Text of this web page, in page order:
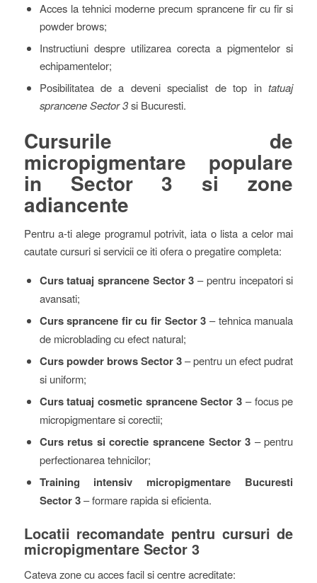
Acces la tehnici moderne precum sprancene fir cu fir si
powder brows;
Instructiuni despre utilizarea corecta a pigmentelor si
echipamentelor;
Posibilitatea de a deveni specialist de top intatuaj
sprancene Sector 3si Bucuresti.
Cursurile de
micropigmentare populare
in Sector 3 si zone
adiancente
Pentru a-ti alege programul potrivit, iata o lista a celor mai
cautate cursuri si servicii ce iti ofera o pregatire completa:
Curs tatuaj sprancene Sector 3 – pentru incepatori si
avansati;
Curs sprancene fir cu fir Sector 3 – tehnica manuala
de microblading cu efect natural;
Curs powder brows Sector 3– pentru un efect pudrat
si uniform;
Curs tatuaj cosmetic sprancene Sector 3 – focus pe
micropigmentare si corectii;
Curs retus si corectie sprancene Sector 3 – pentru
perfectionarea tehnicilor;
Training intensiv micropigmentare Bucuresti
Sector 3– formare rapida si eficienta.
Locatii recomandate pentru cursuri de
micropigmentare Sector 3
Cateva zone cu acces facil si centre acreditate: